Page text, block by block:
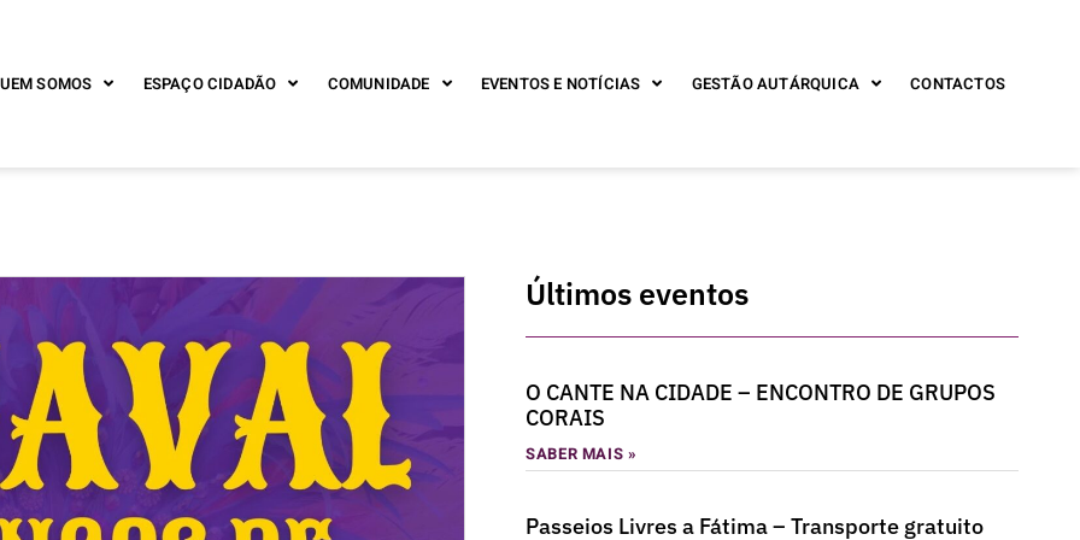
SOMOS ESPAÇO CIDADÃO COMUNIDADE EVENTOS E NOTÍCIAS GESTÃO AUTÁRQUICA CONTACTOS
Últimos eventos
O CANTE NA CIDADE – ENCONTRO DE GRUPOS
CORAIS
SABER MAIS »
Passeios Livres a Fátima – Transporte gratuito